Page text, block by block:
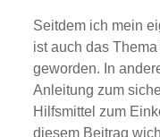
Seitdem ich mein
ist auch das
geworden. In
Anleitung zum
Hilfsmittel zum
diesem Beitrag